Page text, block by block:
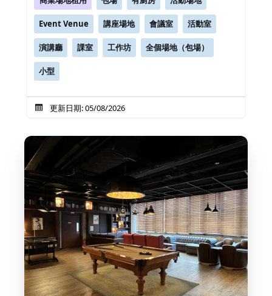
Event Venue 講座場地 會議室 活動室
演講廳 課室 工作坊 全個場地（包場）
小型
更新日期: 05/08/2026